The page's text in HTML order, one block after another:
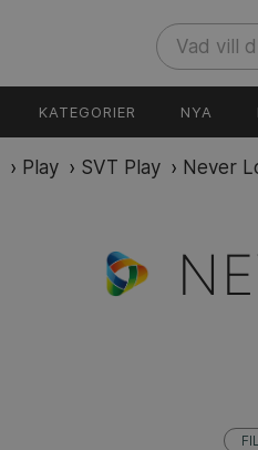
KATEGORIER NYA
› Play › SVT Play › Never